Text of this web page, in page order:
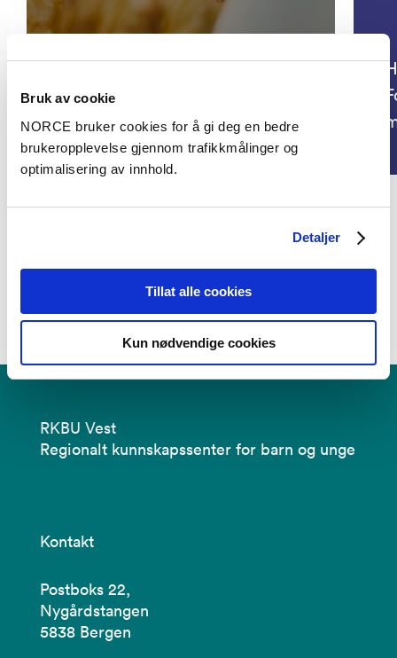
Bruk av cookie
NORCE bruker cookies for å gi deg en bedre
brukeropplevelse gjennom trafikkmålinger og
optimalisering av innhold.
Detaljer
Tillat alle cookies
Kun nødvendige cookies
med migrasjonsbakgrunn i
fosterhjem. En studie av barn
og foreldre sine erfaringer
Se alle prosjekter
RKBU Vest
Regionalt kunnskapssenter for barn og unge
Kontakt
Postboks 22,
Nygårdstangen
5838 Bergen